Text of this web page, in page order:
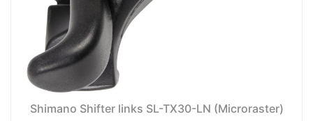
Shimano Shifter links SL-TX30-LN (Microraster)